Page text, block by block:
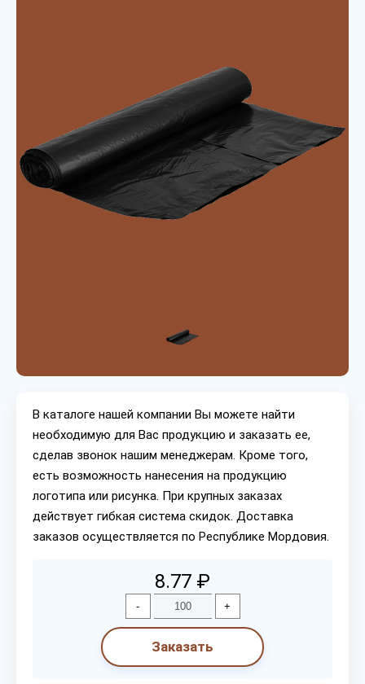
В каталоге нашей компании Вы можете найти
необходимую для Вас продукцию и заказать ее,
сделав звонок нашим менеджерам. Кроме того,
есть возможность нанесения на продукцию
логотипа или рисунка. При крупных заказах
действует гибкая система скидок. Доставка
заказов осуществляется по Республике Мордовия.
8.77 ₽
- +
Заказать